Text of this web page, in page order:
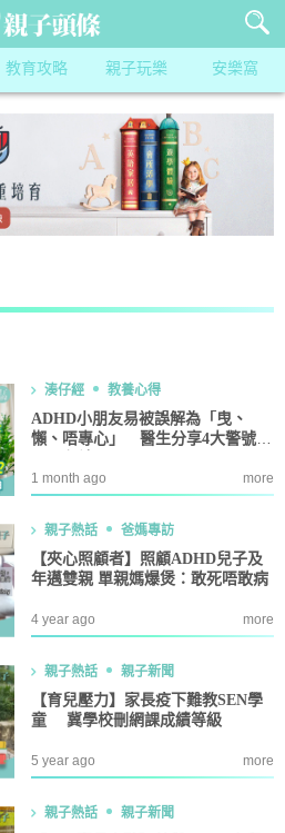
教育攻略 親子玩樂 安樂窩
湊仔經 教養心得
ADHD小朋友易被誤解為「曳、
懶、唔專心」 醫生分享4大警號家
1 month ago more
親子熱話 爸媽專訪
【夾心照顧者】照顧ADHD兒子及
年邁雙親 單親媽爆煲：敢死唔敢病
4 year ago more
親子熱話 親子新聞
【育兒壓力】家長疫下難教SEN學
童 冀學校刪網課成績等級
5 year ago more
親子熱話 親子新聞